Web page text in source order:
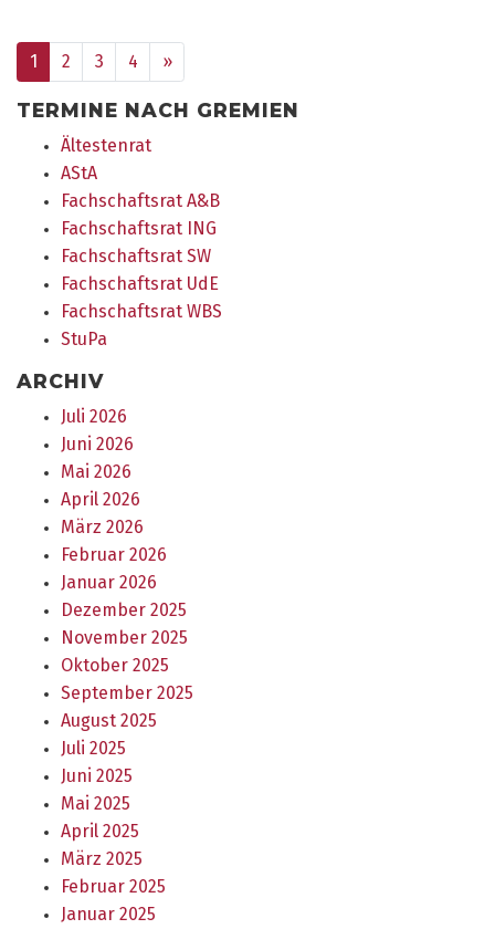
1 2 3 4 »vor
TERMINE NACH GREMIEN
Ältestenrat
AStA
Fachschaftsrat A&B
Fachschaftsrat ING
Fachschaftsrat SW
Fachschaftsrat UdE
Fachschaftsrat WBS
StuPa
ARCHIV
Juli 2026
Juni 2026
Mai 2026
April 2026
März 2026
Februar 2026
Januar 2026
Dezember 2025
November 2025
Oktober 2025
September 2025
August 2025
Juli 2025
Juni 2025
Mai 2025
April 2025
März 2025
Februar 2025
Januar 2025